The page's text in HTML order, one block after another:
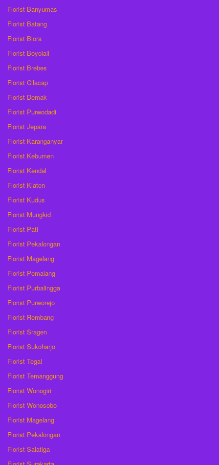
Florist Banyumas
Florist Batang
Florist Blora
Florist Boyolali
Florist Brebes
Florist Cilacap
Florist Demak
Florist Purwodadi
Florist Jepara
Florist Karanganyar
Florist Kebumen
Florist Kendal
Florist Klaten
Florist Kudus
Florist Mungkid
Florist Pati
Florist Pekalongan
Florist Magelang
Florist Pemalang
Florist Purbalingga
Florist Purworejo
Florist Rembang
Florist Sragen
Florist Sukoharjo
Florist Tegal
Florist Temanggung
Florist Wonogiri
Florist Wonosobo
Florist Magelang
Florist Pekalongan
Florist Salatiga